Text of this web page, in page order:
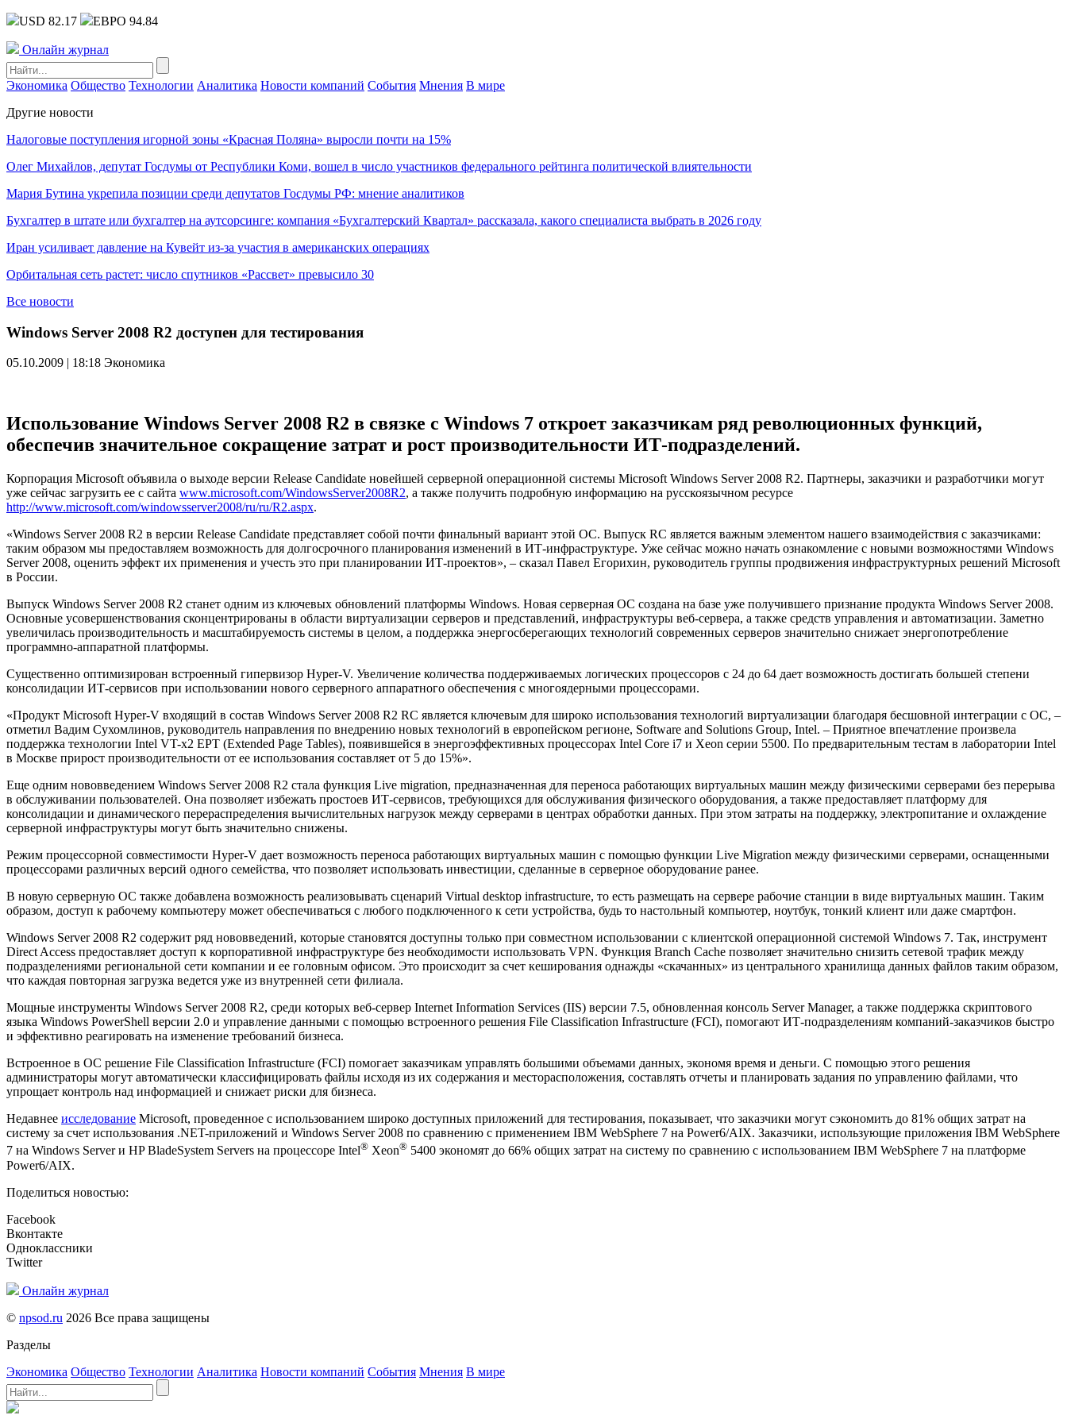
USD 82.17 ЕВРО 94.84
Онлайн журнал
Экономика Общество Технологии Аналитика Новости компаний События Мнения В мире
Другие новости
Налоговые поступления игорной зоны «Красная Поляна» выросли почти на 15%
Олег Михайлов, депутат Госдумы от Республики Коми, вошел в число участников федерального рейтинга политической влиятельности
Мария Бутина укрепила позиции среди депутатов Госдумы РФ: мнение аналитиков
Бухгалтер в штате или бухгалтер на аутсорсинге: компания «Бухгалтерский Квартал» рассказала, какого специалиста выбрать в 2026 году
Иран усиливает давление на Кувейт из-за участия в американских операциях
Орбитальная сеть растет: число спутников «Рассвет» превысило 30
Все новости
Windows Server 2008 R2 доступен для тестирования
05.10.2009 | 18:18 Экономика
Использование Windows Server 2008 R2 в связке с Windows 7 откроет заказчикам ряд революционных функций,
обеспечив значительное сокращение затрат и рост производительности ИТ-подразделений.
Корпорация Microsoft объявила о выходе версии Release Candidate новейшей серверной операционной системы Microsoft Windows Server 2008 R2. Партнеры, заказчики и разработчики могут
уже сейчас загрузить ее с сайта www.microsoft.com/WindowsServer2008R2, а также получить подробную информацию на русскоязычном ресурсе
http://www.microsoft.com/windowsserver2008/ru/ru/R2.aspx.
«Windows Server 2008 R2 в версии Release Candidate представляет собой почти финальный вариант этой ОС. Выпуск RC является важным элементом нашего взаимодействия с заказчиками:
таким образом мы предоставляем возможность для долгосрочного планирования изменений в ИТ-инфраструктуре. Уже сейчас можно начать ознакомление с новыми возможностями Windows
Server 2008, оценить эффект их применения и учесть это при планировании ИТ-проектов», – сказал Павел Егорихин, руководитель группы продвижения инфраструктурных решений Microsoft
в России.
Выпуск Windows Server 2008 R2 станет одним из ключевых обновлений платформы Windows. Новая серверная ОС создана на базе уже получившего признание продукта Windows Server 2008.
Основные усовершенствования сконцентрированы в области виртуализации серверов и представлений, инфраструктуры веб-сервера, а также средств управления и автоматизации. Заметно
увеличилась производительность и масштабируемость системы в целом, а поддержка энергосберегающих технологий современных серверов значительно снижает энергопотребление
программно-аппаратной платформы.
Существенно оптимизирован встроенный гипервизор Hyper-V. Увеличение количества поддерживаемых логических процессоров с 24 до 64 дает возможность достигать большей степени
консолидации ИТ-сервисов при использовании нового серверного аппаратного обеспечения с многоядерными процессорами.
«Продукт Microsoft Hyper-V входящий в состав Windows Server 2008 R2 RC является ключевым для широко использования технологий виртуализации благодаря бесшовной интеграции с ОС, –
отметил Вадим Сухомлинов, руководитель направления по внедрению новых технологий в европейском регионе, Software and Solutions Group, Intel. – Приятное впечатление произвела
поддержка технологии Intel VT-x2 EPT (Extended Page Tables), появившейся в энергоэффективных процессорах Intel Core i7 и Xeon серии 5500. По предварительным тестам в лаборатории Intel
в Москве прирост производительности от ее использования составляет от 5 до 15%».
Еще одним нововведением Windows Server 2008 R2 стала функция Live migration, предназначенная для переноса работающих виртуальных машин между физическими серверами без перерыва
в обслуживании пользователей. Она позволяет избежать простоев ИТ-сервисов, требующихся для обслуживания физического оборудования, а также предоставляет платформу для
консолидации и динамического перераспределения вычислительных нагрузок между серверами в центрах обработки данных. При этом затраты на поддержку, электропитание и охлаждение
серверной инфраструктуры могут быть значительно снижены.
Режим процессорной совместимости Hyper-V дает возможность переноса работающих виртуальных машин с помощью функции Live Migration между физическими серверами, оснащенными
процессорами различных версий одного семейства, что позволяет использовать инвестиции, сделанные в серверное оборудование ранее.
В новую серверную ОС также добавлена возможность реализовывать сценарий Virtual desktop infrastructure, то есть размещать на сервере рабочие станции в виде виртуальных машин. Таким
образом, доступ к рабочему компьютеру может обеспечиваться с любого подключенного к сети устройства, будь то настольный компьютер, ноутбук, тонкий клиент или даже смартфон.
Windows Server 2008 R2 содержит ряд нововведений, которые становятся доступны только при совместном использовании с клиентской операционной системой Windows 7. Так, инструмент
Direct Access предоставляет доступ к корпоративной инфраструктуре без необходимости использовать VPN. Функция Branch Cache позволяет значительно снизить сетевой трафик между
подразделениями региональной сети компании и ее головным офисом. Это происходит за счет кеширования однажды «скачанных» из центрального хранилища данных файлов таким образом,
что каждая повторная загрузка ведется уже из внутренней сети филиала.
Мощные инструменты Windows Server 2008 R2, среди которых веб-сервер Internet Information Services (IIS) версии 7.5, обновленная консоль Server Manager, а также поддержка скриптового
языка Windows PowerShell версии 2.0 и управление данными с помощью встроенного решения File Classification Infrastructure (FCI), помогают ИТ-подразделениям компаний-заказчиков быстро
и эффективно реагировать на изменение требований бизнеса.
Встроенное в ОС решение File Classification Infrastructure (FCI) помогает заказчикам управлять большими объемами данных, экономя время и деньги. С помощью этого решения
администраторы могут автоматически классифицировать файлы исходя из их содержания и месторасположения, составлять отчеты и планировать задания по управлению файлами, что
упрощает контроль над информацией и снижает риски для бизнеса.
Недавнее исследование Microsoft, проведенное с использованием широко доступных приложений для тестирования, показывает, что заказчики могут сэкономить до 81% общих затрат на
систему за счет использования .NET-приложений и Windows Server 2008 по сравнению с применением IBM WebSphere 7 на Power6/AIX. Заказчики, использующие приложения IBM WebSphere
7 на Windows Server и HP BladeSystem Servers на процессоре Intel® Xeon® 5400 экономят до 66% общих затрат на систему по сравнению с использованием IBM WebSphere 7 на платформе
Power6/AIX.
Поделиться новостью:
Facebook
Вконтакте
Одноклассники
Twitter
Онлайн журнал
© npsod.ru 2026 Все права защищены
Разделы
Экономика Общество Технологии Аналитика Новости компаний События Мнения В мире